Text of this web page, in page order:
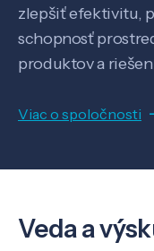
zlepšiť efektivitu,
schopnosť
produktov a
Viac o spoločnosti
Veda a